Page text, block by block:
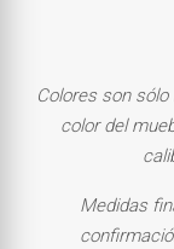
Colores son
color del
Medidas